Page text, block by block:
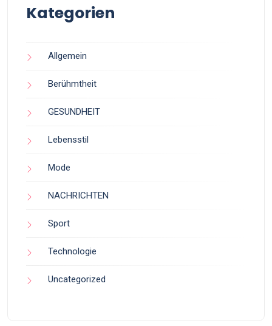
Kategorien
Allgemein
Berühmtheit
GESUNDHEIT
Lebensstil
Mode
NACHRICHTEN
Sport
Technologie
Uncategorized